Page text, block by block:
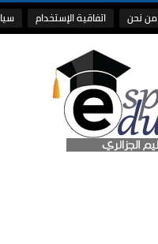
من نحن اتفاقية الإستخدام